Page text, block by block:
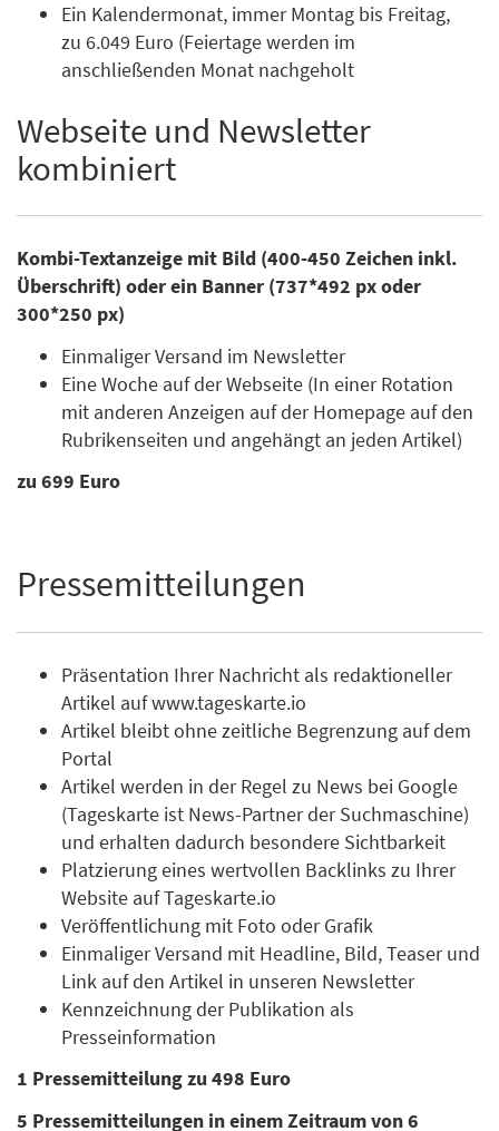
Ein Kalendermonat, immer Montag bis Freitag,
zu 6.049 Euro (Feiertage werden im
anschließenden Monat nachgeholt
Webseite und Newsletter
kombiniert
Kombi-Textanzeige mit Bild (400-450 Zeichen inkl.
Überschrift) oder ein Banner (737*492 px oder
300*250 px)
Einmaliger Versand im Newsletter
Eine Woche auf der Webseite (In einer Rotation
mit anderen Anzeigen auf der Homepage auf den
Rubrikenseiten und angehängt an jeden Artikel)
zu 699 Euro
Pressemitteilungen
Präsentation Ihrer Nachricht als redaktioneller
Artikel auf www.tageskarte.io
Artikel bleibt ohne zeitliche Begrenzung auf dem
Portal
Artikel werden in der Regel zu News bei Google
(Tageskarte ist News-Partner der Suchmaschine)
und erhalten dadurch besondere Sichtbarkeit
Platzierung eines wertvollen Backlinks zu Ihrer
Website auf Tageskarte.io
Veröffentlichung mit Foto oder Grafik
Einmaliger Versand mit Headline, Bild, Teaser und
Link auf den Artikel in unseren Newsletter
Kennzeichnung der Publikation als
Presseinformation
1 Pressemitteilung zu 498 Euro
5 Pressemitteilungen in einem Zeitraum von 6